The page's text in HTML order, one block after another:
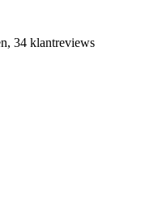
34 klantreviews